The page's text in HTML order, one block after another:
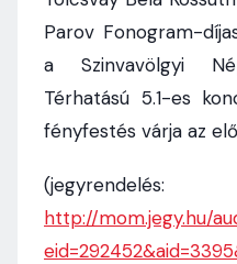
Parov Fonogram-
a Szinvavölgyi
Térhatású 5.1-es
fényfestés várja az
(jegyrendelés:
http://mom.jegy.hu/